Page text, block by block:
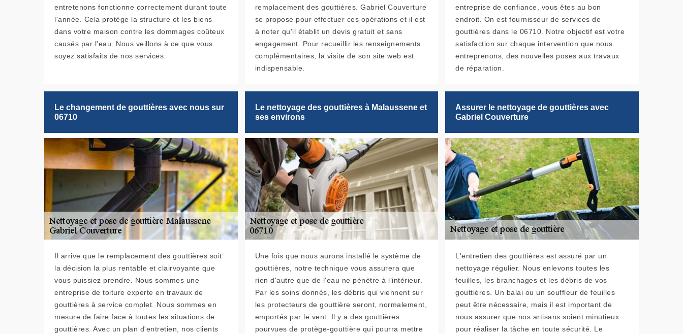
entretenons fonctionne correctement durant toute
l'année. Cela protège la structure et les biens
dans votre maison contre les dommages coûteux
causés par l'eau. Nous veillons à ce que vous
soyez satisfaits de nos services.
remplacement des gouttières. Gabriel Couverture
se propose pour effectuer ces opérations et il est
à noter qu'il établit un devis gratuit et sans
engagement. Pour recueillir les renseignements
complémentaires, la visite de son site web est
indispensable.
entreprise de confiance, vous êtes au bon
endroit. On est fournisseur de services de
gouttières dans le 06710. Notre objectif est votre
satisfaction sur chaque intervention que nous
entreprenons, des nouvelles poses aux travaux
de réparation.
Le changement de gouttières avec nous sur
06710
Il arrive que le remplacement des gouttières soit
la décision la plus rentable et clairvoyante que
vous puissiez prendre. Nous sommes une
entreprise de toiture experte en travaux de
gouttières à service complet. Nous sommes en
mesure de faire face à toutes les situations de
gouttières. Avec un plan d'entretien, nos clients
Le nettoyage des gouttières à Malaussene et
ses environs
Une fois que nous aurons installé le système de
gouttières, notre technique vous assurera que
rien d'autre que de l'eau ne pénètre à l’intérieur.
Par les soins donnés, les débris qui viennent sur
les protecteurs de gouttière seront, normalement,
emportés par le vent. Il y a des gouttières
pourvues de protège-gouttière qui pourra mettre
Assurer le nettoyage de gouttières avec
Gabriel Couverture
L'entretien des gouttières est assuré par un
nettoyage régulier. Nous enlevons toutes les
feuilles, les branchages et les débris de vos
gouttières. Un balai ou un souffleur de feuilles
peut être nécessaire, mais il est important de
nous assurer que nos artisans soient minutieux
pour réaliser la tâche en toute sécurité. Le